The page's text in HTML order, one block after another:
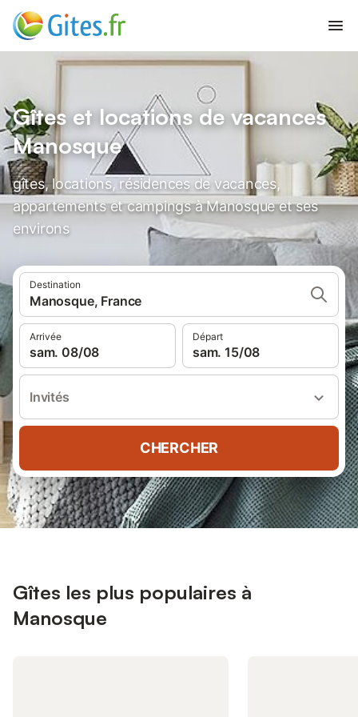
Gîtes et locations de vacances
Manosque
gîtes, locations, résidences de vacances,
appartements et campings à Manosque et ses
environs
Destination
Manosque, France
Arrivée
sam. 08/08
Départ
sam. 15/08
Invités
CHERCHER
Gîtes les plus populaires à
Manosque